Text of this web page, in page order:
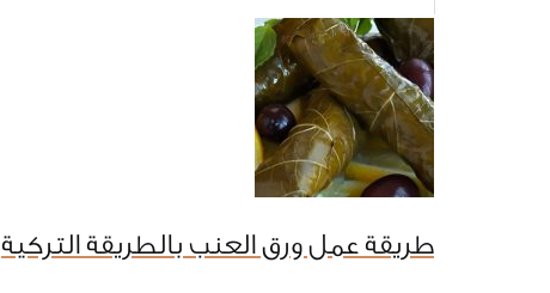
طريقة عمل ورق العنب بالطريقة التركية